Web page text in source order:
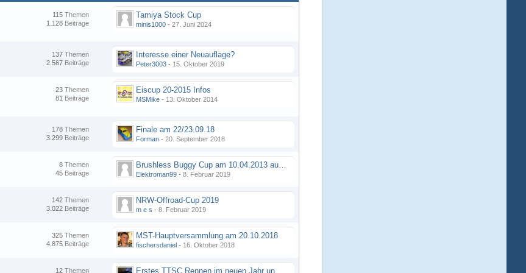
Themen
115
Beiträge
1.128
Tamiya Stock Cup
minis1000 - 27. Juni 2024
Themen
137
Beiträge
2.567
Interesse einer Neuauflage?
Peter3003 - 15. Oktober 2019
Themen
23
Beiträge
81
Eiscup 20-2015 Infos
MSMike - 13. Oktober 2014
Themen
178
Beiträge
3.299
Finale am 22/23.09.18
Forman - 20. September 2018
Themen
8
Beiträge
45
Brushless Buggy Cup am 10.04.2013 auf der Intermodellbau in Dortmund
Elektroman99 - 8. Februar 2019
Themen
142
Beiträge
3.022
NRW-Offroad-Cup 2019
m e s - 8. Februar 2019
Themen
325
Beiträge
4.875
MST-Hauptversammlung am 20.10.2018
fischersdaniel - 16. Oktober 2018
Themen
12